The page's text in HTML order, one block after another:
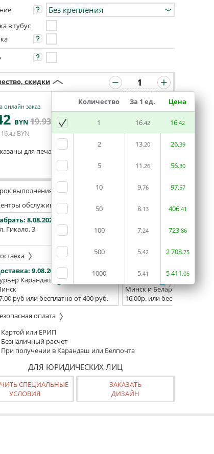
в тубус
скидки
Количество За 1 ед. Цена
1 16.42 16.42
2 13.20 26.39
5 11 .26 56.30
10 9.76 97.57
50 8.13 406.41
100 7.24 723.86
500 5.42 2708.75
1000 5.41 5411.05
онлайн заказ
BYN 19.93
BYN
16.42 BYN
В КОРЗИНУ
для печати из готового макета
Оставить комментарий
выполнения заказа (до 200 руб.):
48 часов
обслуживания, самовывоз
8.08.2026
Гикало, 3
Ул. Б. Хмельницкого, 7
9.08.2026
Карандаш
руб или бесплатно от 400 руб.
Доставка:
11.08.2026 -
Минск и Беларусь
16,00р. или бесплатно от
оплата
Картой или ЕРИП
Безналичный расчет
При получении в Карандаш или Белпочта
ДЛЯ ЮРИДИЧЕСКИХ ЛИЦ
СПЕЦИАЛЬНЫЕ
УСЛОВИЯ
ЗАКАЗАТЬ
ДИЗАЙН